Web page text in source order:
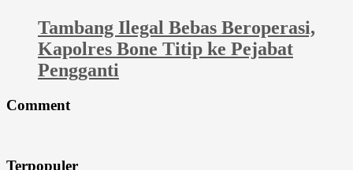
Tambang Ilegal Bebas Beroperasi,
Kapolres Bone Titip ke Pejabat
Pengganti
Comment
Terpopuler